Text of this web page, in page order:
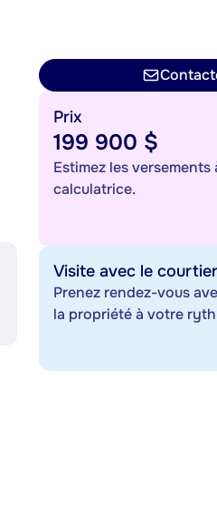
Prix
199 900 $
Estimez les versements
calculatrice.
Visite avec le courtier
Prenez rendez-vous
la propriété à votre